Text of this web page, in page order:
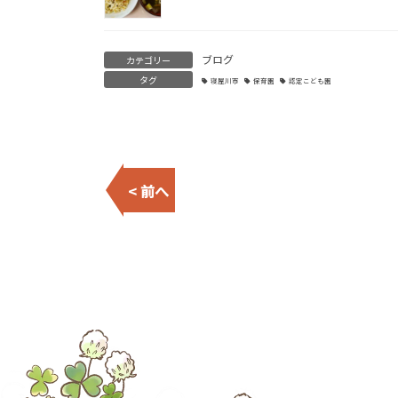
カテゴリー ブログ
タグ 寝屋川市 保育園 認定こども園
< 前へ